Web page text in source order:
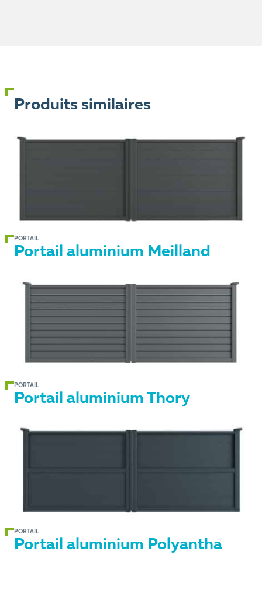
Produits similaires
PORTAIL
Portail aluminium Meilland
PORTAIL
Portail aluminium Thory
PORTAIL
Portail aluminium Polyantha